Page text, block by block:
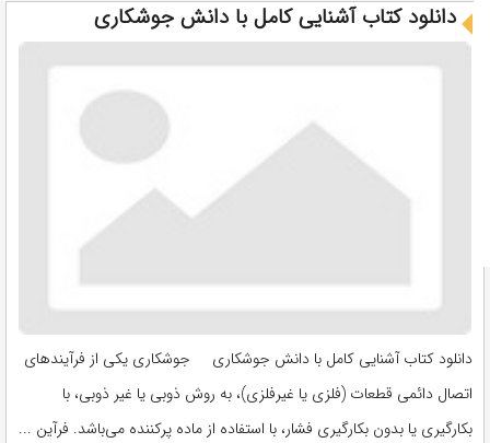
دانلود کتاب آشنایی کامل با دانش جوشکاری
دانلود کتاب آشنایی کامل با دانش جوشکاری جوشکاری یکی از فرآیندهای
اتصال دائمی قطعات (فلزی یا غیرفلزی)، به روش ذوبی یا غیر ذوبی، با
بکارگیری یا بدون بکارگیری فشار، با استفاده از ماده پرکننده می‌باشد. فرآین ...